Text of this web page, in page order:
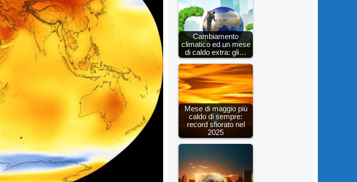
Cambiamento
climatico ed un mese
di caldo extra: gli…
Mese di maggio più
caldo di sempre:
record sfiorato nel
2025